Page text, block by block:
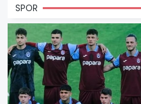
SPOR